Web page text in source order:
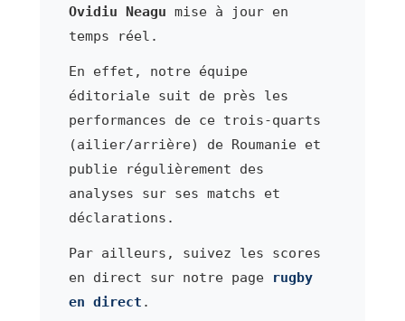
Ovidiu Neagu mise à jour en
temps réel.
En effet, notre équipe
éditoriale suit de près les
performances de ce trois-quarts
(ailier/arrière) de Roumanie et
publie régulièrement des
analyses sur ses matchs et
déclarations.
Par ailleurs, suivez les scores
en direct sur notre page
rugby
en direct .